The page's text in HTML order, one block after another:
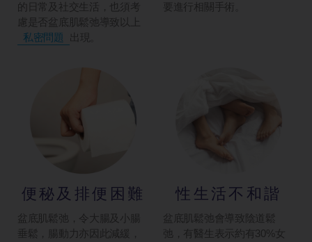
的日常及社交生活，也須考
慮是否盆底肌鬆弛導致以上
私密問題
出現。
要進行相關手術。
便秘及排便困難
盆底肌鬆弛，令大腸及小腸
垂鬆，腸動力亦因此減緩，
性生活不和諧
盆底肌鬆弛會導致陰道鬆
弛，有醫生表示約有30%女